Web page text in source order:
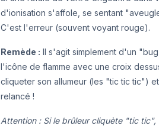
d'ionisation s'affole, se sentant
C'est l'erreur (souvent voyant rouge).
Remède : Il s'agit simplement d'un
l'icône de flamme avec une croix
cliqueter son allumeur (les "tic tic tic")
relancé !
Attention : Si le brûleur cliquète "tic